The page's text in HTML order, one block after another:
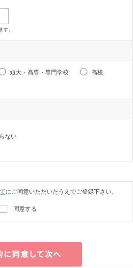
す。
短大・高専・専門学校
高校
ない
にご同意いただいたうえでご登録下さい。
同意する